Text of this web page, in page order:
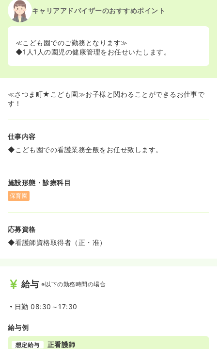
キャリアアドバイザーのおすすめポイント
≪こども園でのご勤務となります≫
◆1人1人の園児の健康管理をお任せいたします。
≪さつま町★こども園≫お子様と関わることができるお仕事で
す！
仕事内容
◆こども園での看護業務全般をお任せ致します。
施設形態・診療科目
保育園
応募資格
◆看護師資格取得者（正・准）
給与 ※以下の勤務時間の場合
日勤 08:30～17:30
給与例
想定給与 正看護師